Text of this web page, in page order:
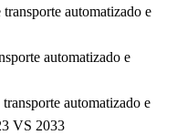
automatizado e
automatizado e
automatizado e
VS 2033